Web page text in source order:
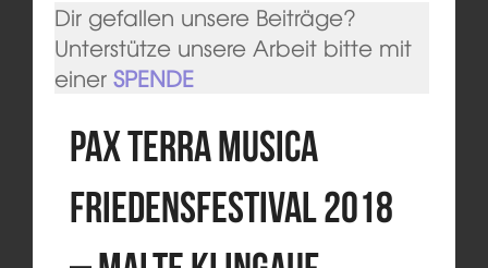
Dir gefallen unsere Beiträge?
Unterstütze unsere Arbeit bitte mit
einer SPENDE
Pax Terra Musica
Friedensfestival 2018